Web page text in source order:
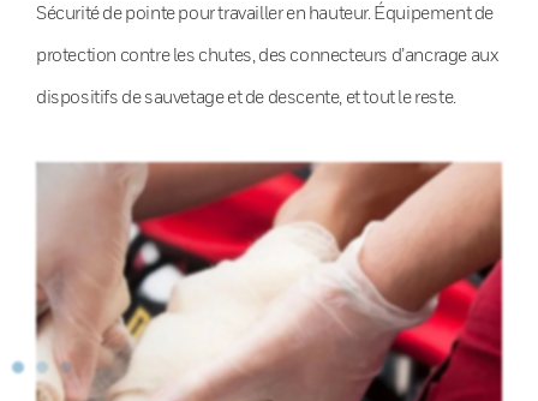
Sécurité de pointe pour travailler en hauteur. Équipement de
protection contre les chutes, des connecteurs d’ancrage aux
dispositifs de sauvetage et de descente, et tout le reste.